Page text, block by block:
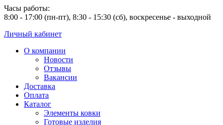
Часы работы:
8:00 - 17:00 (пн-пт), 8:30 - 15:30 (сб), воскресенье - выходной
Личный кабинет
О компании
Новости
Отзывы
Вакансии
Доставка
Оплата
Каталог
Элементы ковки
Готовые изделия